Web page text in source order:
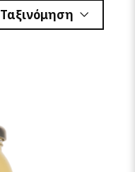
Ταξινόμηση